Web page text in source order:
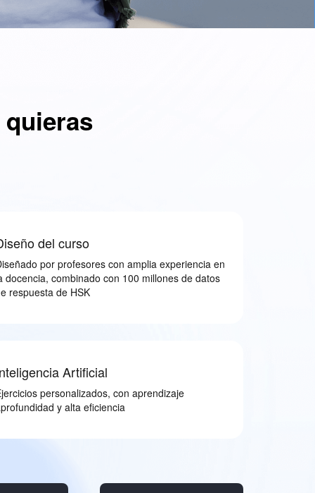
del curso
por profesores con amplia experiencia en
docencia, combinado con 100 millones de datos
respuesta de HSK
Artificial
personalizados, con aprendizaje
y alta eficiencia